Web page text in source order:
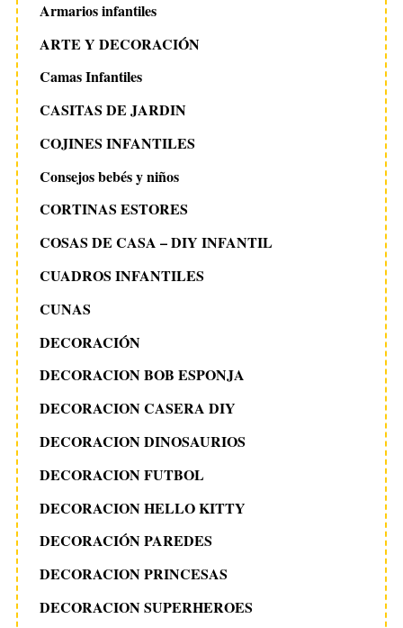
Armarios infantiles
ARTE Y DECORACIÓN
Camas Infantiles
CASITAS DE JARDIN
COJINES INFANTILES
Consejos bebés y niños
CORTINAS ESTORES
COSAS DE CASA – DIY INFANTIL
CUADROS INFANTILES
CUNAS
DECORACIÓN
DECORACION BOB ESPONJA
DECORACION CASERA DIY
DECORACION DINOSAURIOS
DECORACION FUTBOL
DECORACION HELLO KITTY
DECORACIÓN PAREDES
DECORACION PRINCESAS
DECORACION SUPERHEROES